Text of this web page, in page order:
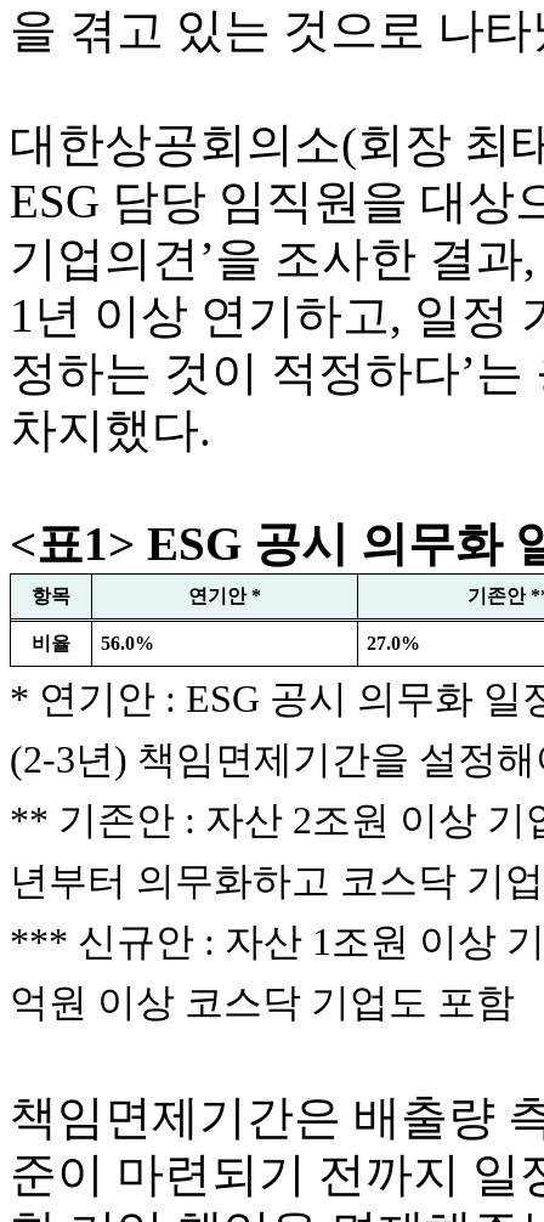
을 겪고 있는 것으로 나
대한상공회의소(회장 최
ESG 담당 임직원을 대상
기업의견’을 조사한 결과
1년 이상 연기하고, 일정
정하는 것이 적정하다’
차지했다.
<표1> ESG 공시 의무화
항목 연기안* 기존안
비율 56.0% 27.0%
* 연기안 : ESG 공시 의무화 일
(2-3년) 책임면제기간을 설정
** 기존안 : 자산 2조원 이상 기
년부터 의무화하고 코스닥 기
*** 신규안 : 자산 1조원 이상
억원 이상 코스닥 기업도 포함
책임면제기간은 배출량
준이 마련되기 전까지 일